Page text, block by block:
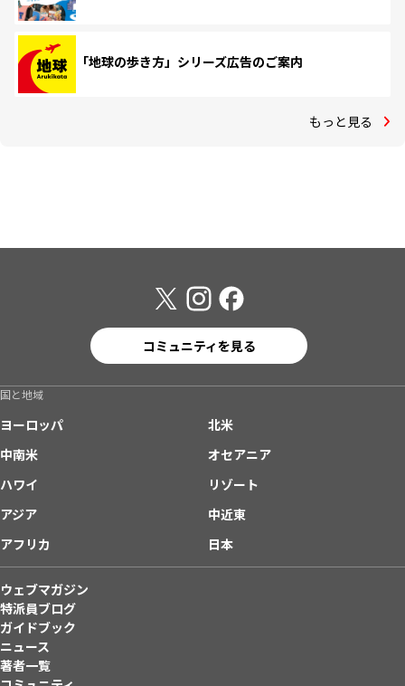
「地球の歩き方」シリーズ広告のご案内
もっと見る
コミュニティを見る
国と地域
ヨーロッパ
北米
中南米
オセアニア
ハワイ
リゾート
アジア
中近東
アフリカ
日本
ウェブマガジン
特派員ブログ
ガイドブック
ニュース
著者一覧